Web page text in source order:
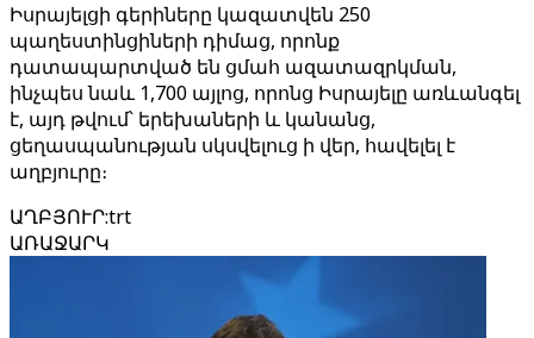
Իսրայելցի գերիները կազատվեն 250
պաղեստինցիների դիմաց, որոնք
դատապարտված են ցմահ ազատազրկման,
ինչպես նաև 1,700 այլոց, որոնց Իսրայելը առևանգել
է, այդ թվում՝ երեխաների և կանանց,
ցեղասպանության սկսվելուց ի վեր, հավելել է
աղբյուրը։
ԱՂԲՅՈՒՐ:trt
ԱՌԱՋԱՐԿ